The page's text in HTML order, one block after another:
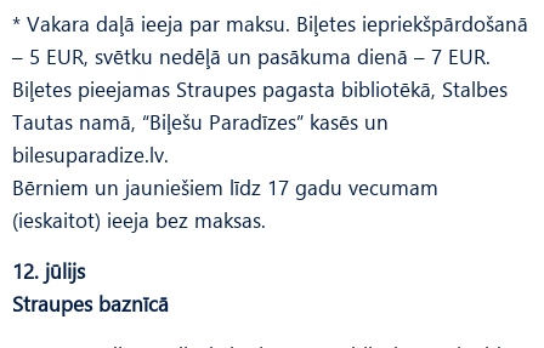
* Vakara daļā ieeja par maksu. Biļetes iepriekšpārdošanā
– 5 EUR, svētku nedēļā un pasākuma dienā – 7 EUR.
Biļetes pieejamas Straupes pagasta bibliotēkā, Stalbes
Tautas namā, “Biļešu Paradīzes” kasēs un
bilesuparadize.lv.
Bērniem un jauniešiem līdz 17 gadu vecumam
(ieskaitot) ieeja bez maksas.
12. jūlijs
Straupes baznīcā